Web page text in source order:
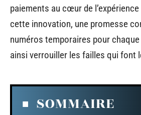
paiements au cœur de
cette innovation, une promesse
numéros temporaires pour
ainsi verrouiller les failles qui font
SOMMAIRE